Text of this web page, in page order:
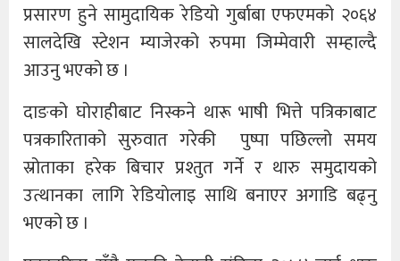
प्रसारण हुने सामुदायिक रेडियो गुर्बाबा एफएमको २०६४
सालदेखि स्टेशन म्याजेरको रुपमा जिम्मेवारी सम्हाल्दै
आउनु भएको छ ।
दाङको घोराहीबाट निस्कने थारू भाषी भित्ते पत्रिकाबाट
पत्रकारिताको सुरुवात गरेकी पुष्पा पछिल्लो समय
स्रोताका हरेक बिचार प्रश्तुत गर्ने र थारु समुदायको
उत्थानका लागि रेडियाेलाइ साथि बनाएर अगाडि बढ्नु
भएको छ ।